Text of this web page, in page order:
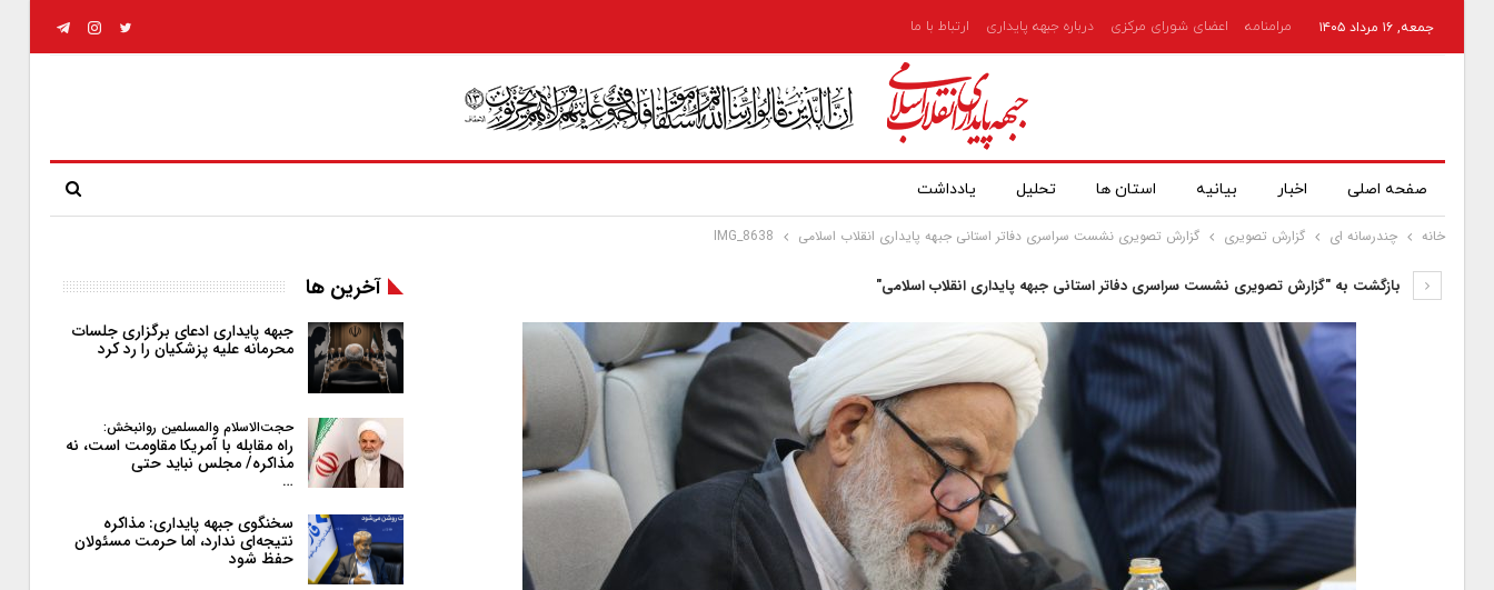
جمعه, ۱۶ مرداد ۱۴۰۵ مرامنامه اعضای شورای مرکزی درباره جبهه پایداری ارتباط با ما
صفحه اصلی اخبار بیانیه استان ها تحلیل یادداشت
خانه چندرسانه ای گزارش تصویری گزارش تصویری نشست سراسری دفاتر استانی جبهه پایداری انقلاب اسلامی IMG_8638
بازگشت به "گزارش تصویری نشست سراسری دفاتر استانی جبهه پایداری انقلاب اسلامی" آخرین ها
جبهه پایداری ادعای برگزاری جلسات
محرمانه علیه پزشکیان را رد کرد
حجت‌الاسلام والمسلمین روانبخش:
راه مقابله با آمریکا مقاومت است، نه
مذاکره/ مجلس نباید حتی
…
سخنگوی جبهه پایداری: مذاکره
نتیجه‌ای ندارد، اما حرمت مسئولان
حفظ شود